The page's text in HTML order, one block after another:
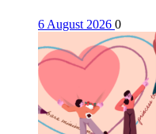
6 August 2026 0